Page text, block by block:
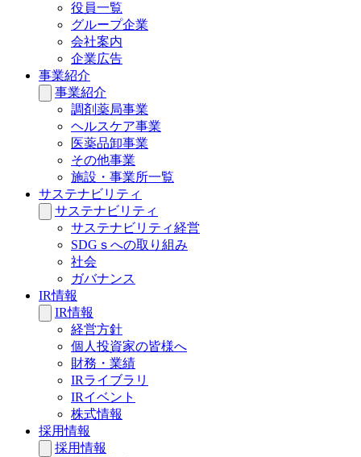
役員一覧
グループ企業
会社案内
企業広告
事業紹介
事業紹介
調剤薬局事業
ヘルスケア事業
医薬品卸事業
その他事業
施設・事業所一覧
サステナビリティ
サステナビリティ
サステナビリティ経営
SDGｓへの取り組み
社会
ガバナンス
IR情報
IR情報
経営方針
個人投資家の皆様へ
財務・業績
IRライブラリ
IRイベント
株式情報
採用情報
採用情報